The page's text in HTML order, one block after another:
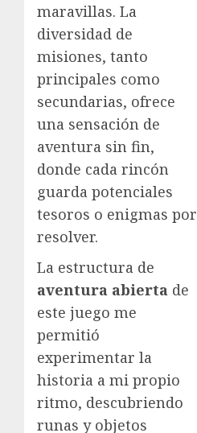
maravillas. La
diversidad de
misiones, tanto
principales como
secundarias, ofrece
una sensación de
aventura sin fin,
donde cada rincón
guarda potenciales
tesoros o enigmas por
resolver.
La estructura de
aventura abierta de
este juego me
permitió
experimentar la
historia a mi propio
ritmo, descubriendo
runas y objetos